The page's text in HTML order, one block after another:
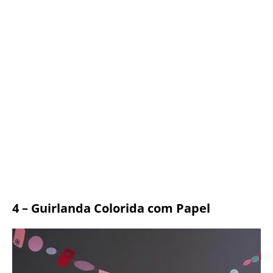
4 – Guirlanda Colorida com Papel